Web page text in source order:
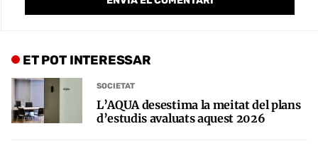
ET POT INTERESSAR
SOCIETAT
L’AQUA desestima la meitat del plans
d’estudis avaluats aquest 2026